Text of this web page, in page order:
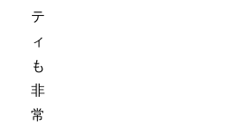
テ
ィ
も
非
常